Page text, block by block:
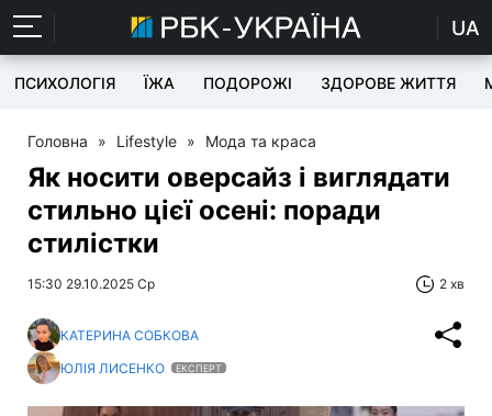
UA
ПСИХОЛОГІЯ ЇЖА ПОДОРОЖІ ЗДОРОВЕ ЖИТТЯ
Головна » Lifestyle » Мода та краса
Як носити оверсайз і виглядати
стильно цієї осені: поради
стилістки
15:30 29.10.2025 Ср 2 хв
КАТЕРИНА СОБКОВА
ЮЛІЯ ЛИСЕНКО
ЕКСПЕРТ